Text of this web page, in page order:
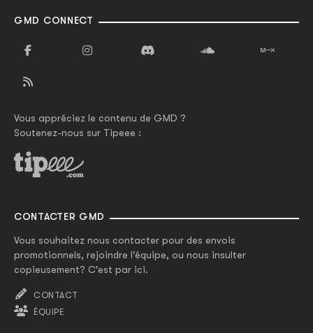
GMD CONNECT
Vous appréciez le contenu de GMD ?
Soutenez-nous sur Tipeee :
CONTACTER GMD
Vous souhaitez nous contacter pour des envois
promotionnels, rejoindre l'équipe, ou nous insulter
copieusement? C'est par ici.
CONTACT
ÉQUIPE